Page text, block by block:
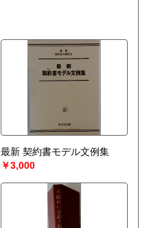
最新 契約書モデル文例集
￥3,000